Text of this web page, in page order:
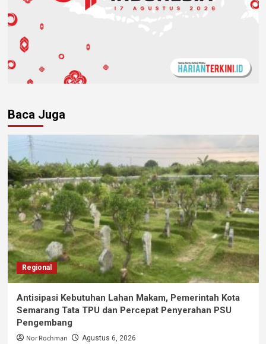
Baca Juga
Regional
Antisipasi Kebutuhan Lahan Makam, Pemerintah Kota
Semarang Tata TPU dan Percepat Penyerahan PSU
Pengembang
Nor Rochman Agustus 6, 2026